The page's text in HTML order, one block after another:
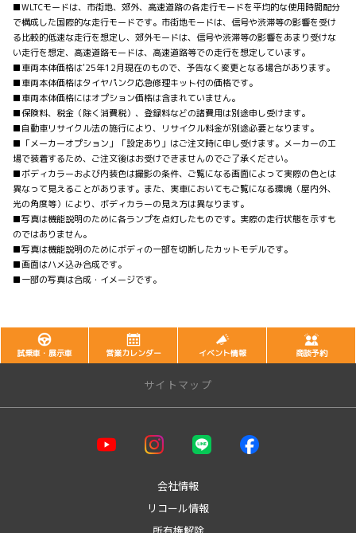
■WLTCモードは、市街地、郊外、高速道路の各走行モードを平均的な使用時間配分
で構成した国際的な走行モードです。市街地モードは、信号や渋滞等の影響を受け
る比較的低速な走行を想定し、郊外モードは、信号や渋滞等の影響をあまり受けな
い走行を想定、高速道路モードは、高速道路等での走行を想定しています。
■車両本体価格は'25年12月現在のもので、予告なく変更となる場合があります。
■車両本体価格はタイヤパンク応急修理キット付の価格です。
■車両本体価格にはオプション価格は含まれていません。
■保険料、税金（除く消費税）、登録料などの諸費用は別途申し受けます。
■自動車リサイクル法の施行により、リサイクル料金が別途必要となります。
■「メーカーオプション」「設定あり」はご注文時に申し受けます。メーカーの工
場で装着するため、ご注文後はお受けできませんのでご了承ください。
■ボディカラーおよび内装色は撮影の条件、ご覧になる画面によって実際の色とは
異なって見えることがあります。また、実車においてもご覧になる環境（屋内外、
光の角度等）により、ボディカラーの見え方は異なります。
■写真は機能説明のために各ランプを点灯したものです。実際の走行状態を示すも
のではありません。
■写真は機能説明のためにボディの一部を切断したカットモデルです。
■画面はハメ込み合成です。
■一部の写真は合成・イメージです。
試乗車・展示車 営業カレンダー イベント情報 商談予約
サイトマップ
会社情報
リコール情報